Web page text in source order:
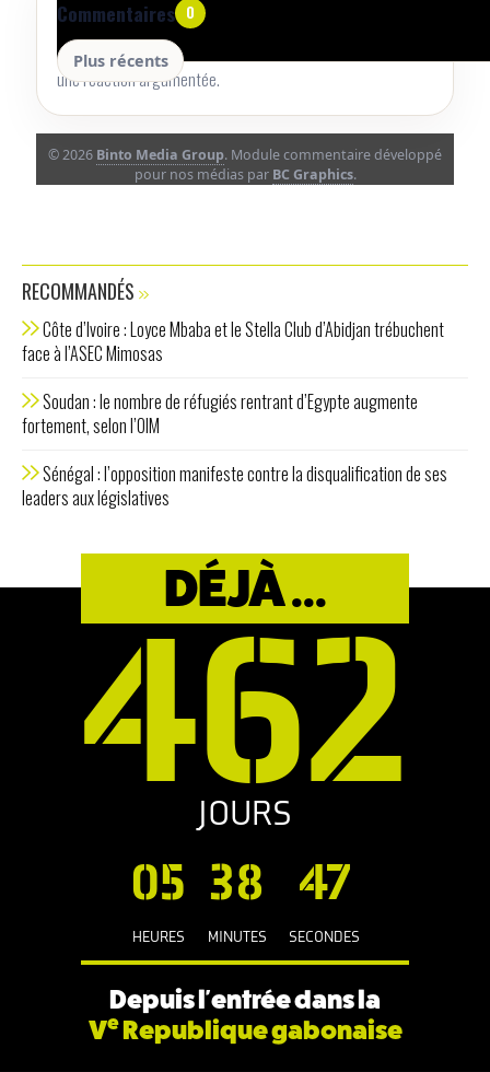
Commentaires 0
Plus récents
Aucun commentaire pour le moment.
Lancez la conversation avec un retour utile, une précision ou
une réaction argumentée.
© 2026 Binto Media Group. Module commentaire développé
pour nos médias par BC Graphics.
RECOMMANDÉS
Côte d’Ivoire : Loyce Mbaba et le Stella Club d’Abidjan trébuchent
face à l’ASEC Mimosas
Soudan : le nombre de réfugiés rentrant d’Egypte augmente
fortement, selon l’OIM
​​​​Sénégal : l’opposition manifeste contre la disqualification de ses
leaders aux législatives
DÉJÀ ...
462
JOURS
05
HEURES
38
MINUTES
47
SECONDES
Depuis l'entrée dans la
VeRepublique gabonaise